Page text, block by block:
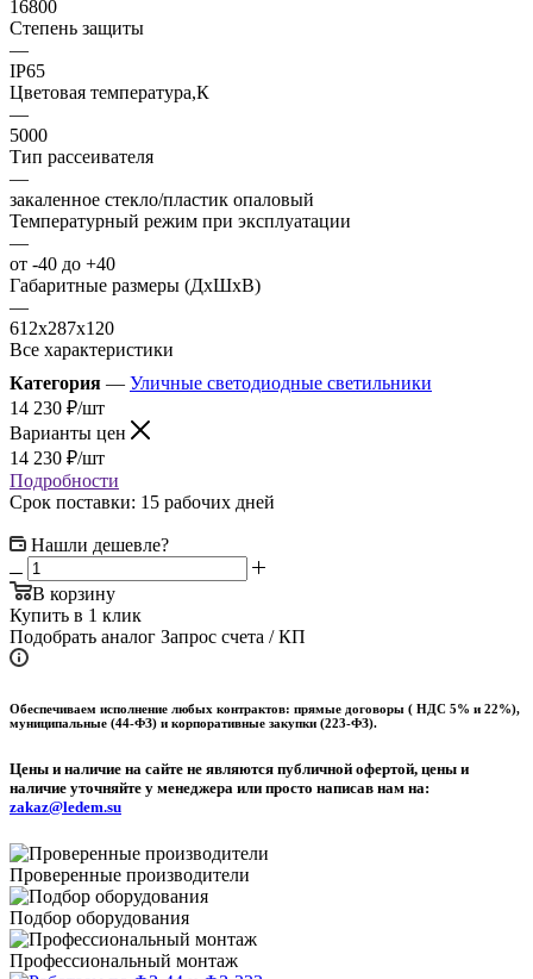
16800
Степень защиты
—
IP65
Цветовая температура,К
—
5000
Тип рассеивателя
—
закаленное стекло/пластик опаловый
Температурный режим при эксплуатации
—
от -40 до +40
Габаритные размеры (ДхШхВ)
—
612х287х120
Все характеристики
Категория — Уличные светодиодные светильники
14 230 ₽/шт
Варианты цен
14 230 ₽/шт
Подробности
Срок поставки: 15 рабочих дней
Нашли дешевле?
В корзину
Купить в 1 клик
Подобрать аналог Запрос счета / КП
Обеспечиваем исполнение любых контрактов: прямые договоры ( НДС 5% и 22%),
муниципальные (44-ФЗ) и корпоративные закупки (223-ФЗ).
Цены и наличие на сайте не являются публичной офертой, цены и
наличие уточняйте у менеджера или просто написав нам на:
zakaz@ledem.su
Проверенные производители
Подбор оборудования
Профессиональный монтаж